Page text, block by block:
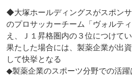
◆大塚ホールディングスがスポン
のプロサッカーチーム「ヴォルテ
え、Ｊ１昇格圏内の３位につけて
果たした場合には、製薬企業が出
して快挙となる
◆製薬企業のスポーツ分野での活